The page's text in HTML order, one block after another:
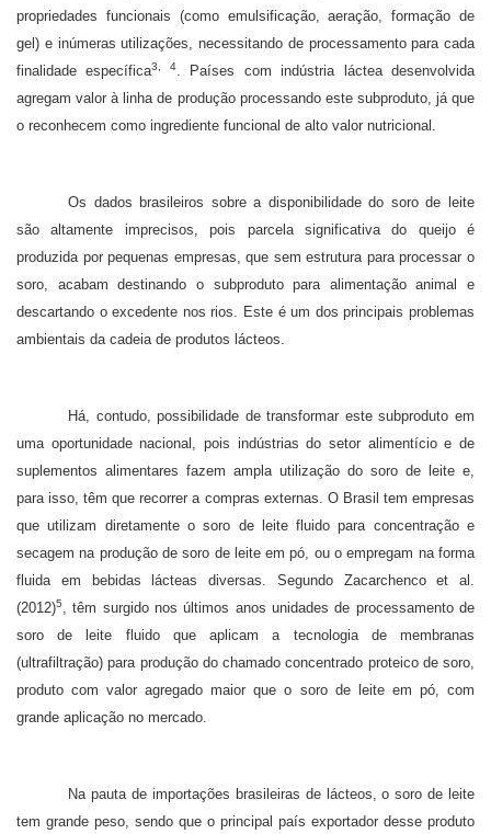
propriedades funcionais (como emulsificação, aeração, formação de
gel) e inúmeras utilizações, necessitando de processamento para cada
finalidade específica3, 4. Países com indústria láctea desenvolvida
agregam valor à linha de produção processando este subproduto, já que
o reconhecem como ingrediente funcional de alto valor nutricional.
Os dados brasileiros sobre a disponibilidade do soro de leite
são altamente imprecisos, pois parcela significativa do queijo é
produzida por pequenas empresas, que sem estrutura para processar o
soro, acabam destinando o subproduto para alimentação animal e
descartando o excedente nos rios. Este é um dos principais problemas
ambientais da cadeia de produtos lácteos.
Há, contudo, possibilidade de transformar este subproduto em
uma oportunidade nacional, pois indústrias do setor alimentício e de
suplementos alimentares fazem ampla utilização do soro de leite e,
para isso, têm que recorrer a compras externas. O Brasil tem empresas
que utilizam diretamente o soro de leite fluido para concentração e
secagem na produção de soro de leite em pó, ou o empregam na forma
fluida em bebidas lácteas diversas. Segundo Zacarchenco et al.
(2012)5
, têm surgido nos últimos anos unidades de processamento de
soro de leite fluido que aplicam a tecnologia de membranas
(ultrafiltração) para produção do chamado concentrado proteico de soro,
produto com valor agregado maior que o soro de leite em pó, com
grande aplicação no mercado.
Na pauta de importações brasileiras de lácteos, o soro de leite
tem grande peso, sendo que o principal país exportador desse produto